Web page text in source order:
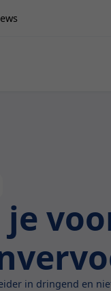
je
in dringend en